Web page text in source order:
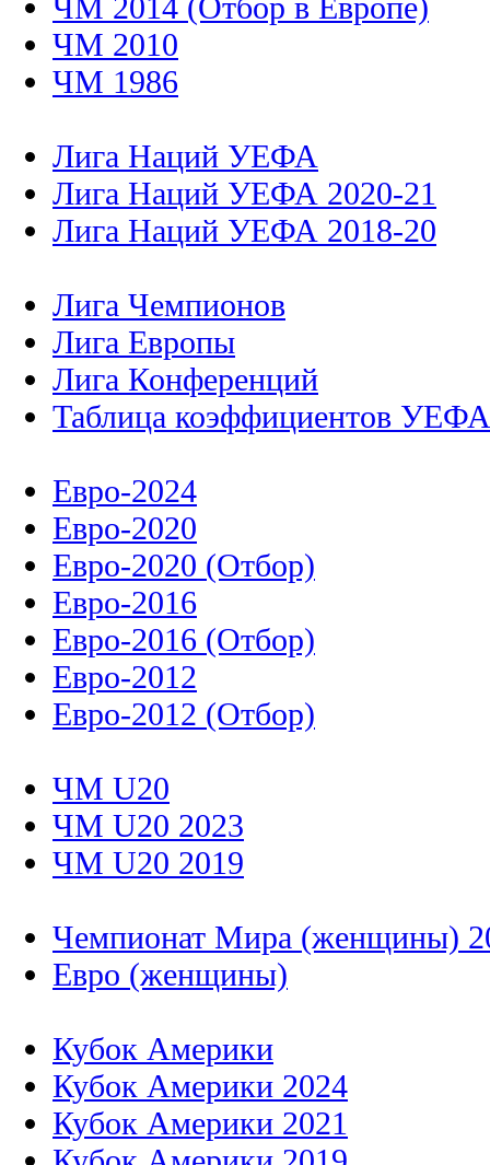
ЧМ 2010
ЧМ 1986
Лига Наций УЕФА
Лига Наций УЕФА 2020-21
Лига Наций УЕФА 2018-20
Лига Чемпионов
Лига Европы
Лига Конференций
Таблица коэффициентов УЕФА
Евро-2024
Евро-2020
Евро-2020 (Отбор)
Евро-2016
Евро-2016 (Отбор)
Евро-2012
Евро-2012 (Отбор)
ЧМ U20
ЧМ U20 2023
ЧМ U20 2019
Чемпионат Мира (женщины)
Евро (женщины)
Кубок Америки
Кубок Америки 2024
Кубок Америки 2021